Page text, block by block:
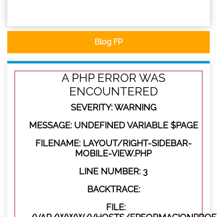
Blog FP
A PHP ERROR WAS
ENCOUNTERED
SEVERITY: WARNING
MESSAGE: UNDEFINED VARIABLE $PAGE
FILENAME: LAYOUT/RIGHT-SIDEBAR-
MOBILE-VIEW.PHP
LINE NUMBER: 3
BACKTRACE:
FILE: